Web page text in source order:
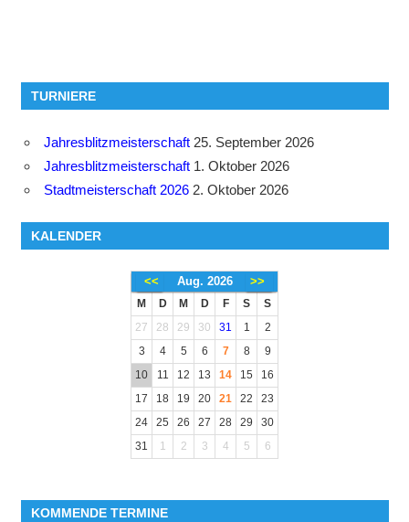
TURNIERE
Jahresblitzmeisterschaft 25. September 2026
Jahresblitzmeisterschaft 1. Oktober 2026
Stadtmeisterschaft 2026 2. Oktober 2026
KALENDER
<< Aug. 2026 >>
M D M D F S
S
27
28 29 30 31 1
2
3
4 5 6 7 8
9
10
11 12 13 14 15
16
17
18 19 20 21 22
23
24
25 26 27 28 29
30
31
1 2 3 4 5 6
KOMMENDE TERMINE